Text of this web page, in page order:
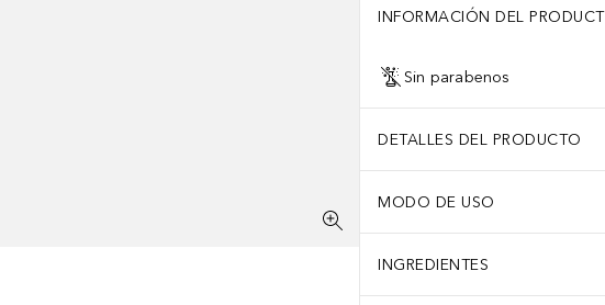
INFORMACIÓN DEL
Sin parabenos
DETALLES DEL PRODUCTO
MODO DE USO
INGREDIENTES